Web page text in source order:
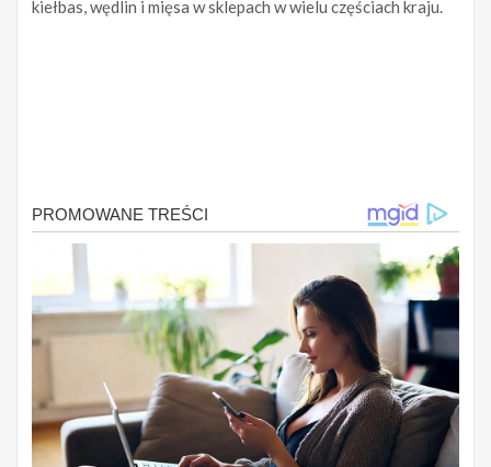
kiełbas, wędlin i mięsa w sklepach w wielu częściach kraju.